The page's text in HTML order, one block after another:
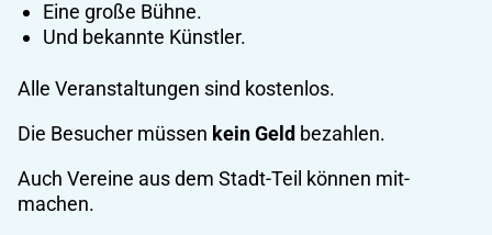
Eine große Bühne.
Und bekannte Künstler.
Alle Veranstaltungen sind kostenlos.
Die Besucher müssen kein Geld bezahlen.
Auch Vereine aus dem Stadt-Teil können mit-
machen.